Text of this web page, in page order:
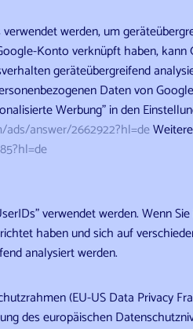
werden, um
Konto verknüpft haben,
geräteübergreifend
Daten von
Werbung" in den
/ads/answer/2662922?hl=de
?hl=de
verwendet werden. Wenn
haben und sich auf
analysiert werden.
(EU-US Data Privacy
des europäischen